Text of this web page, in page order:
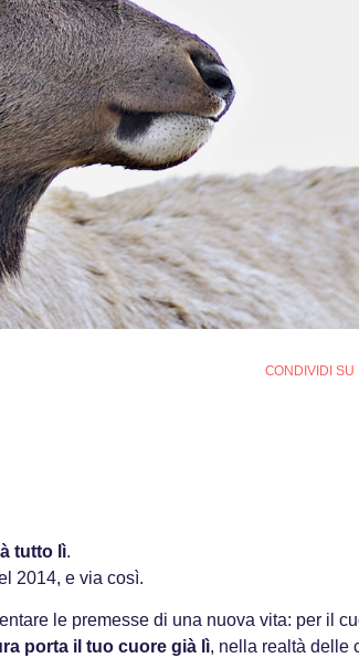
CONDIVIDI SU
tutto lì.
2014, e via così.
le premesse di una nuova vita: per il
porta il tuo cuore già lì, nella realtà delle